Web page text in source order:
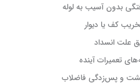
بدون آسیب به لوله
کف یا دیوار
علت انسداد
تعمیرات آینده
نشت و پس‌زدگی فاضلاب